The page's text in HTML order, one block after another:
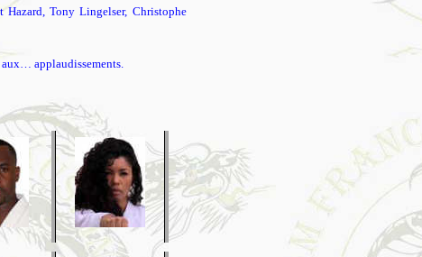
Tony Lingelser, Christophe
applaudissements.